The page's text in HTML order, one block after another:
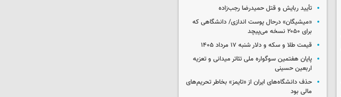
تأیید ربایش و قتل حمیدرضا رجب‌زاده
«میشیگان» درحال پوست اندازی/ دانشگاهی که
برای ۲۰۵۰ نسخه می‌پیچد
قیمت طلا و سکه و دلار شنبه ۱۷ مرداد ۱۴۰۵
پایان هفتمین سوگواره ملی تئاتر میدانی و تعزیه
اربعین حسینی
حذف دانشگاه‌های ایران از «تایمز» بخاطر تحریم‌های
مالی بود